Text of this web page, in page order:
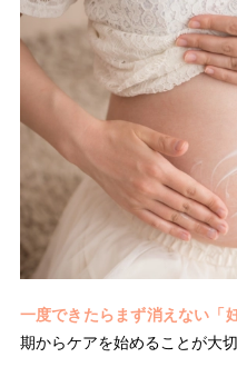
一度できたらまず消えない「
期からケアを始めることが大切